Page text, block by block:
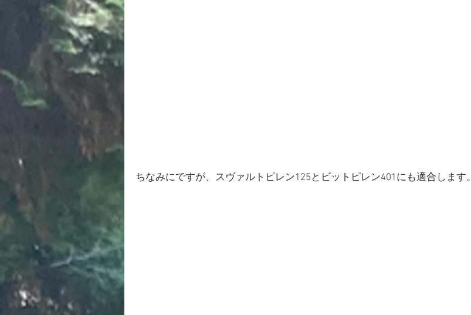
ちなみにですが、スヴァルトピレン125とビットピレン401にも適合します。